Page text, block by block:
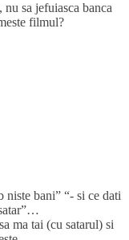
sa jefuiasca banca
filmul?
niste bani” “- si ce dati
ma tai (cu satarul) si